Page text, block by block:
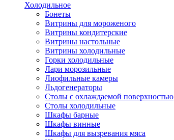
Холодильное
Бонеты
Витрины для мороженого
Витрины кондитерские
Витрины настольные
Витрины холодильные
Горки холодильные
Лари морозильные
Лиофильные камеры
Льдогенераторы
Столы с охлаждаемой поверхностью
Столы холодильные
Шкафы барные
Шкафы винные
Шкафы для вызревания мяса